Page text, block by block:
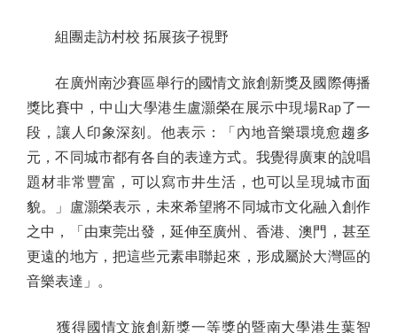
組團走訪村校 拓展孩子視野
在廣州南沙賽區舉行的國情文旅創新獎及國際傳播
獎比賽中，中山大學港生盧灝榮在展示中現場Rap了一
段，讓人印象深刻。他表示：「內地音樂環境愈趨多
元，不同城市都有各自的表達方式。我覺得廣東的說唱
題材非常豐富，可以寫市井生活，也可以呈現城市面
貌。」盧灝榮表示，未來希望將不同城市文化融入創作
之中，「由東莞出發，延伸至廣州、香港、澳門，甚至
更遠的地方，把這些元素串聯起來，形成屬於大灣區的
音樂表達」。
獲得國情文旅創新獎一等獎的暨南大學港生葉智